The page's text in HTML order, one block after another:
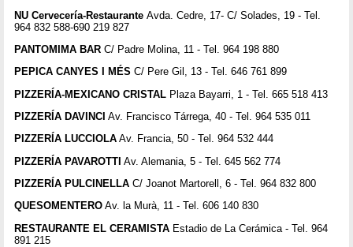
NU Cervecería-RestauranteAvda. Cedre, 17- C/ Solades, 19 - Tel.
964 832 588-690 219 827
PANTOMIMA BAR C/ Padre Molina, 11 - Tel. 964 198 880
PEPICA CANYES I MÉS C/ Pere Gil, 13 - Tel. 646 761 899
PIZZERÍA-MEXICANO CRISTAL Plaza Bayarri, 1 - Tel. 665 518 413
PIZZERÍA DAVINCI Av. Francisco Tárrega, 40 - Tel. 964 535 011
PIZZERÍA LUCCIOLA Av. Francia, 50 - Tel. 964 532 444
PIZZERÍA PAVAROTTI Av. Alemania, 5 - Tel. 645 562 774
PIZZERÍA PULCINELLA C/ Joanot Martorell, 6 - Tel. 964 832 800
QUESOMENTERO Av. la Murà, 11 - Tel. 606 140 830
RESTAURANTE EL CERAMISTA Estadio de La Cerámica - Tel. 964
891 215